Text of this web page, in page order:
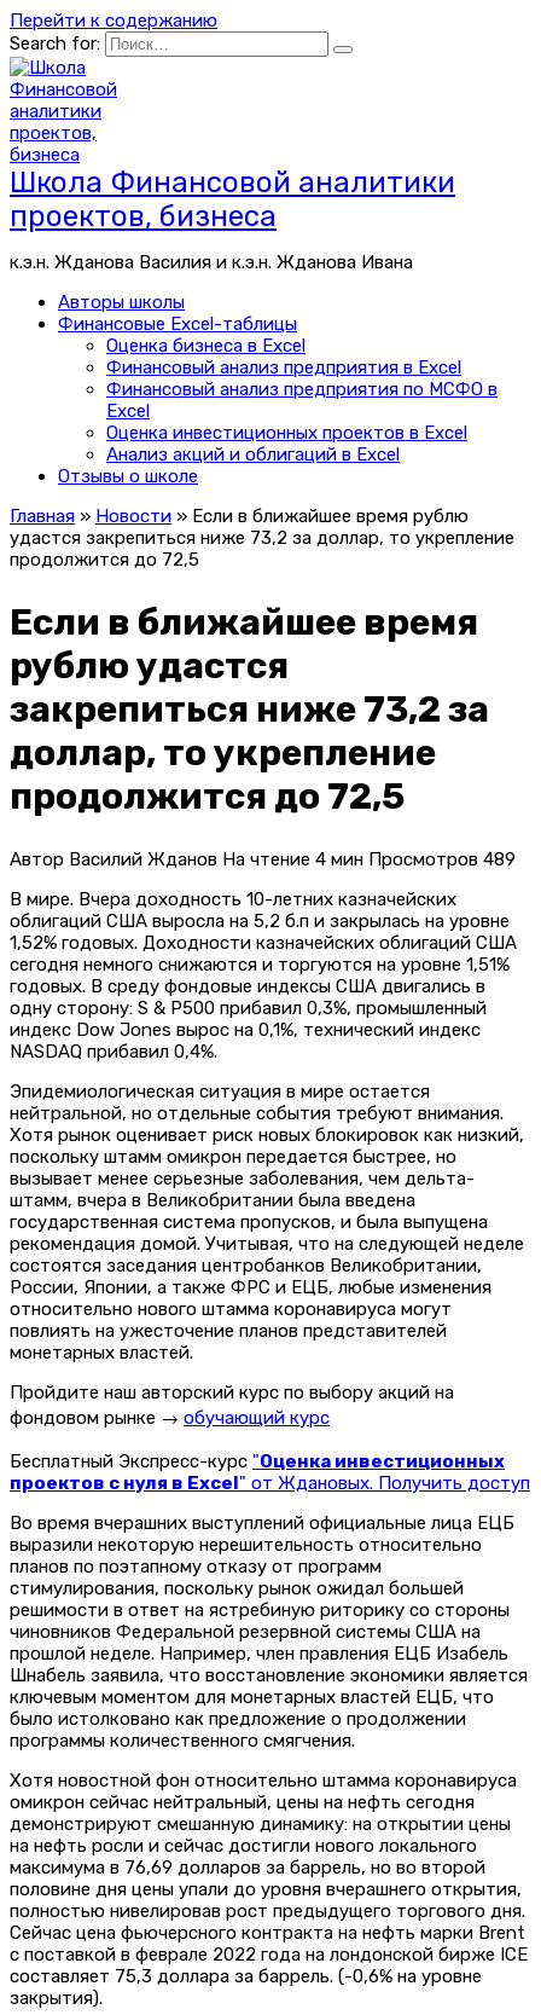
Перейти к содержанию
Search for:
Школа Финансовой аналитики
проектов, бизнеса
к.э.н. Жданова Василия и к.э.н. Жданова Ивана
Авторы школы
Финансовые Excel-таблицы
Оценка бизнеса в Excel
Финансовый анализ предприятия в Excel
Финансовый анализ предприятия по МСФО в
Excel
Оценка инвестиционных проектов в Excel
Анализ акций и облигаций в Excel
Отзывы о школе
Главная » Новости » Если в ближайшее время рублю
удастся закрепиться ниже 73,2 за доллар, то укрепление
продолжится до 72,5
Если в ближайшее время
рублю удастся
закрепиться ниже 73,2 за
доллар, то укрепление
продолжится до 72,5
Автор Василий Жданов На чтение 4 мин Просмотров 489
В мире. Вчера доходность 10-летних казначейских
облигаций США выросла на 5,2 б.п и закрылась на уровне
1,52% годовых. Доходности казначейских облигаций США
сегодня немного снижаются и торгуются на уровне 1,51%
годовых. В среду фондовые индексы США двигались в
одну сторону: S & P500 прибавил 0,3%, промышленный
индекс Dow Jones вырос на 0,1%, технический индекс
NASDAQ прибавил 0,4%.
Эпидемиологическая ситуация в мире остается
нейтральной, но отдельные события требуют внимания.
Хотя рынок оценивает риск новых блокировок как низкий,
поскольку штамм омикрон передается быстрее, но
вызывает менее серьезные заболевания, чем дельта-
штамм, вчера в Великобритании была введена
государственная система пропусков, и была выпущена
рекомендация домой. Учитывая, что на следующей неделе
состоятся заседания центробанков Великобритании,
России, Японии, а также ФРС и ЕЦБ, любые изменения
относительно нового штамма коронавируса могут
повлиять на ужесточение планов представителей
монетарных властей.
Пройдите наш авторский курс по выбору акций на
фондовом рынке → обучающий курс
Бесплатный Экспресс-курс "Оценка инвестиционных
проектов с нуля в Excel" от Ждановых. Получить доступ
Во время вчерашних выступлений официальные лица ЕЦБ
выразили некоторую нерешительность относительно
планов по поэтапному отказу от программ
стимулирования, поскольку рынок ожидал большей
решимости в ответ на ястребиную риторику со стороны
чиновников Федеральной резервной системы США на
прошлой неделе. Например, член правления ЕЦБ Изабель
Шнабель заявила, что восстановление экономики является
ключевым моментом для монетарных властей ЕЦБ, что
было истолковано как предложение о продолжении
программы количественного смягчения.
Хотя новостной фон относительно штамма коронавируса
омикрон сейчас нейтральный, цены на нефть сегодня
демонстрируют смешанную динамику: на открытии цены
на нефть росли и сейчас достигли нового локального
максимума в 76,69 долларов за баррель, но во второй
половине дня цены упали до уровня вчерашнего открытия,
полностью нивелировав рост предыдущего торгового дня.
Сейчас цена фьючерсного контракта на нефть марки Brent
с поставкой в ​​феврале 2022 года на лондонской бирже ICE
составляет 75,3 доллара за баррель. (-0,6% на уровне
закрытия).